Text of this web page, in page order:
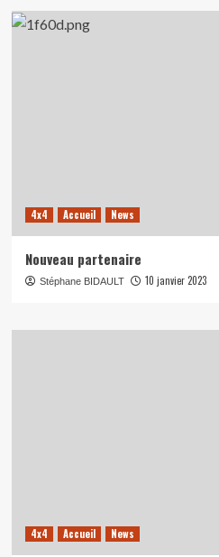
4x4 Accueil News
Nouveau partenaire
Stéphane BIDAULT 10 janvier 2023
4x4 Accueil News